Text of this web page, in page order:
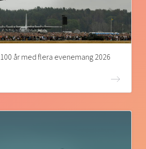
år med flera evenemang 2026